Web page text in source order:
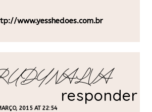
www.yesshedoes.com.br
2015 AT 22:54
responder